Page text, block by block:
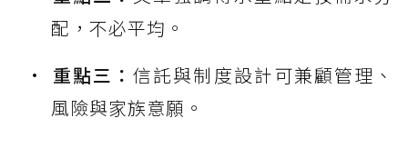
配，不必平均。
重點三：信託與制度設計可兼顧管理、
風險與家族意願。